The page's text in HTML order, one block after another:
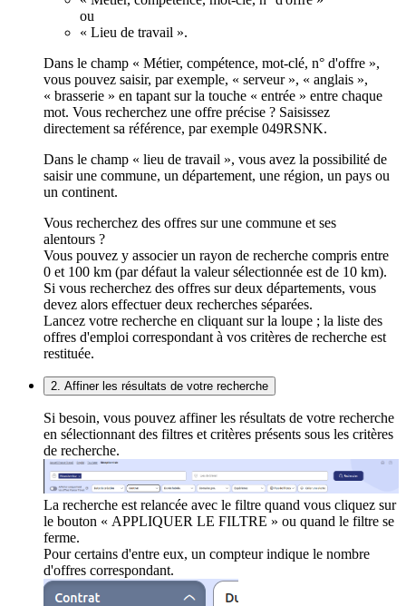
ou
« Lieu de travail ».
Dans le champ « Métier, compétence, mot-clé, n° d'offre »,
vous pouvez saisir, par exemple, « serveur », « anglais »,
« brasserie » en tapant sur la touche « entrée » entre chaque
mot. Vous recherchez une offre précise ? Saisissez
directement sa référence, par exemple 049RSNK.
Dans le champ « lieu de travail », vous avez la possibilité de
saisir une commune, un département, une région, un pays ou
un continent.
Vous recherchez des offres sur une commune et ses
alentours ?
Vous pouvez y associer un rayon de recherche compris entre
0 et 100 km (par défaut la valeur sélectionnée est de 10 km).
Si vous recherchez des offres sur deux départements, vous
devez alors effectuer deux recherches séparées.
Lancez votre recherche en cliquant sur la loupe ; la liste des
offres d'emploi correspondant à vos critères de recherche est
restituée.
2. Affiner les résultats de votre recherche
Si besoin, vous pouvez affiner les résultats de votre recherche
en sélectionnant des filtres et critères présents sous les critères
de recherche.
La recherche est relancée avec le filtre quand vous cliquez sur
le bouton « APPLIQUER LE FILTRE » ou quand le filtre se
ferme.
Pour certains d'entre eux, un compteur indique le nombre
d'offres correspondant.